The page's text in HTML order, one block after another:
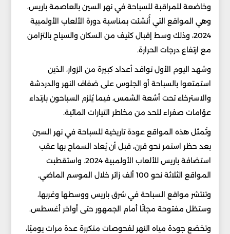
وخاضعة للمراقبة للسباحة في نهر السين بالعاصمة باريس،
وهي المواقع التي أُنشئت بمناسبة دورة الألعاب الأولمبية
2024، وذلك وسط إقبال كثيف من السكان والسياح بالتزامن
مع ارتفاع درجات الحرارة.
وشهد اليوم الأول توافد أعداد كبيرة من الزوار، الذين
استمتعوا بالسباحة أو الجلوس على ضفاف النهر والدردشة
والاسترخاء تحت أشعة الشمس، فيما يُلزم السباحون بارتداء
عوّامات صفراء للحد من مخاطر التيارات المائية.
وتُمثل هذه المواقع عودة تاريخية للسباحة في نهر السين
بعد حظر استمر نحو قرن، قبل أن يُعاد السماح بها عقب
استضافة باريس للألعاب الأولمبية 2024. واستقطبت
المواقع الثلاثة نحو 100 ألف زائر خلال الموسم الماضي.
وتنتشر مواقع السباحة في شرق باريس ووسطها وغربها،
وستظل مفتوحة مجانًا أمام الجمهور حتى أواخر أغسطس.
وتخضع جودة مياه النهر لفحوصات متكررة عدة مرات يوميًا،